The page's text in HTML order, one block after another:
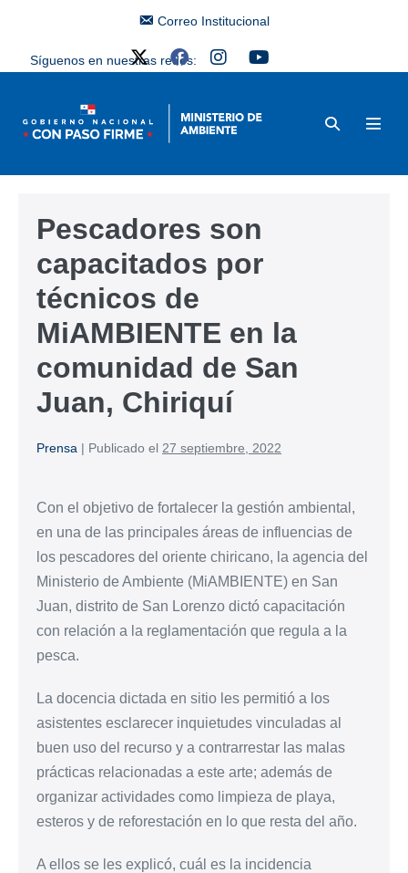
Correo Institucional
Síguenos en nuestras redes:
Pescadores son
capacitados por
técnicos de
MiAMBIENTE en la
comunidad de San
Juan, Chiriquí
Prensa | Publicado el 27 septiembre, 2022
Con el objetivo de fortalecer la gestión ambiental,
en una de las principales áreas de influencias de
los pescadores del oriente chiricano, la agencia del
Ministerio de Ambiente (MiAMBIENTE) en San
Juan, distrito de San Lorenzo dictó capacitación
con relación a la reglamentación que regula a la
pesca.
La docencia dictada en sitio les permitió a los
asistentes esclarecer inquietudes vinculadas al
buen uso del recurso y a contrarrestar las malas
prácticas relacionadas a este arte; además de
organizar actividades como limpieza de playa,
esteros y de reforestación en lo que resta del año.
A ellos se les explicó, cuál es la incidencia